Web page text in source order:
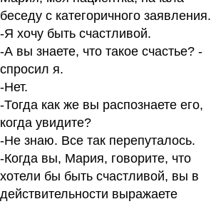
беседу с категоричного заявления.
-Я хочу быть счастливой.
-А вы знаете, что такое счастье? -
спросил я.
-Нет.
-Тогда как же вы распознаете его,
когда увидите?
-Не знаю. Все так перепуталось.
-Когда вы, Мария, говорите, что
хотели бы быть счастливой, вы в
действительности выражаете